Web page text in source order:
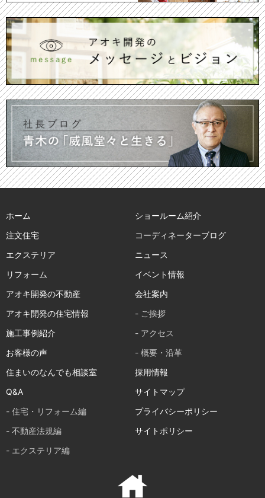
ホーム
注文住宅
エクステリア
リフォーム
アオキ開発の不動産
アオキ開発の住宅情報
施工事例紹介
お客様の声
住まいのなんでも相談室
Q&A
- 住宅・リフォーム編
- 不動産法規編
- エクステリア編
ショールーム紹介
コーディネーターブログ
ニュース
イベント情報
会社案内
- ご挨拶
- アクセス
- 概要・沿革
採用情報
サイトマップ
プライバシーポリシー
サイトポリシー